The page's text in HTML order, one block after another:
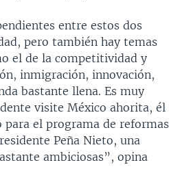
entre estos dos
pero también hay temas
el de la competitividad y
inmigración, innovación,
bastante llena. Es muy
visite México ahorita, él
para el programa de reformas
Peña Nieto, una
ambiciosas”, opina